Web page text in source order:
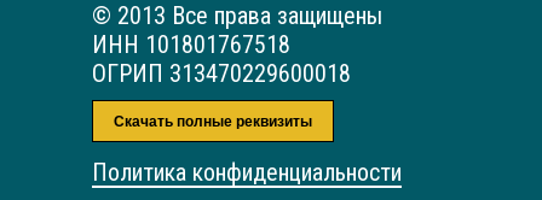
© 2013 Все права защищены
ИНН 101801767518
ОГРИП 313470229600018
Скачать полные реквизиты
Политика конфиденциальности